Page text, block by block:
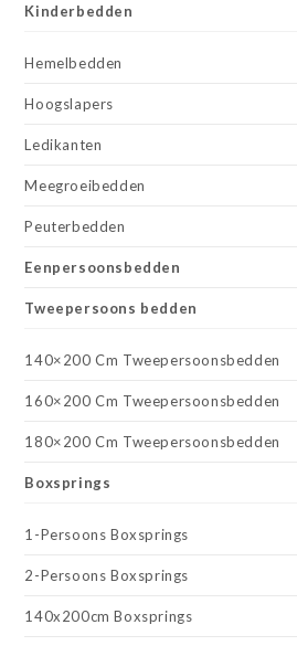
Kinderbedden
Hemelbedden
Hoogslapers
Ledikanten
Meegroeibedden
Peuterbedden
Eenpersoonsbedden
Tweepersoons bedden
140×200 Cm Tweepersoonsbedden
160×200 Cm Tweepersoonsbedden
180×200 Cm Tweepersoonsbedden
Boxsprings
1-Persoons Boxsprings
2-Persoons Boxsprings
140x200cm Boxsprings